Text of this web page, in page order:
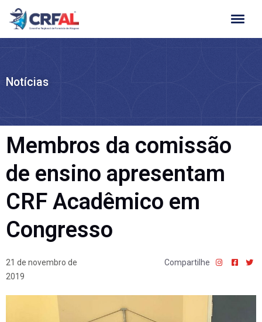
Ir
para
Notícias
Membros da comissão
de ensino apresentam
CRF Acadêmico em
Congresso
21 de novembro de
2019
Compartilhe